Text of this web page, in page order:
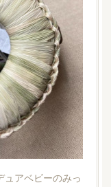
アベビーのみっ